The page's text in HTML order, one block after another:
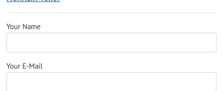
Your Name
Your E-Mail